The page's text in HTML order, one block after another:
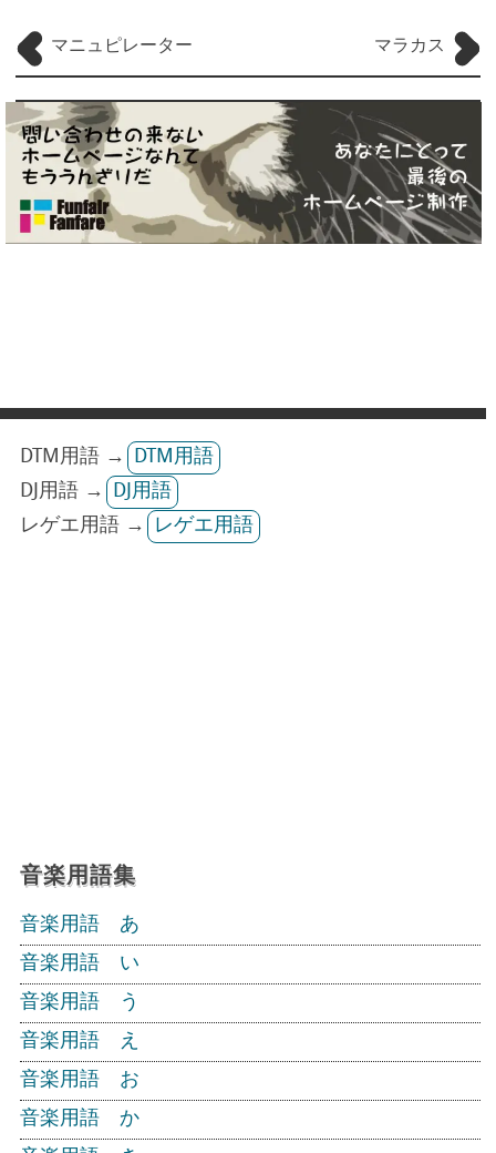
マニュピレーター マラカス
DTM用語 →
DTM用語
DJ用語 →
DJ用語
レゲエ用語 →
レゲエ用語
音楽用語集
音楽用語 あ
音楽用語 い
音楽用語 う
音楽用語 え
音楽用語 お
音楽用語 か